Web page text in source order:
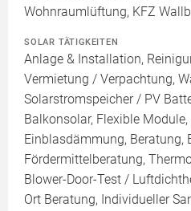
Wohnraumlüftung, KFZ
SOLAR TÄTIGKEITEN
Anlage & Installation,
Vermietung / Verpachtung,
Solarstromspeicher / PV
Balkonsolar, Flexible Module,
Einblasdämmung, Beratung,
Fördermittelberatung,
Blower-Door-Test /
Ort Beratung, Individueller